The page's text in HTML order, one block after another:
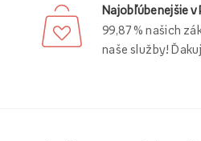
Najobľúbenejšie v
99,87 % našich
naše služby!